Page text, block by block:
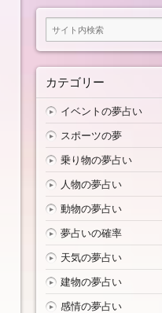
カテゴリー
イベントの夢占い
スポーツの夢
乗り物の夢占い
人物の夢占い
動物の夢占い
夢占いの確率
天気の夢占い
建物の夢占い
感情の夢占い